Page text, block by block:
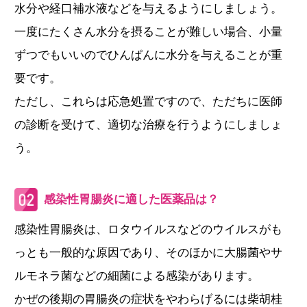
水分や経口補水液などを与えるようにしましょう。
一度にたくさん水分を摂ることが難しい場合、小量
ずつでもいいのでひんぱんに水分を与えることが重
要です。
ただし、これらは応急処置ですので、ただちに医師
の診断を受けて、適切な治療を行うようにしましょ
う。
感染性胃腸炎に適した医薬品は？
感染性胃腸炎は、ロタウイルスなどのウイルスがも
っとも一般的な原因であり、そのほかに大腸菌やサ
ルモネラ菌などの細菌による感染があります。
かぜの後期の胃腸炎の症状をやわらげるには柴胡桂